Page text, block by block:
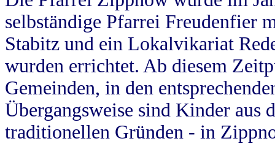
selbständige Pfarrei Freudenfier
Stabitz und ein Lokalvikariat
wurden errichtet. Ab diesem
Gemeinden, in den
Übergangsweise sind Kinder aus
traditionellen Gründen - in